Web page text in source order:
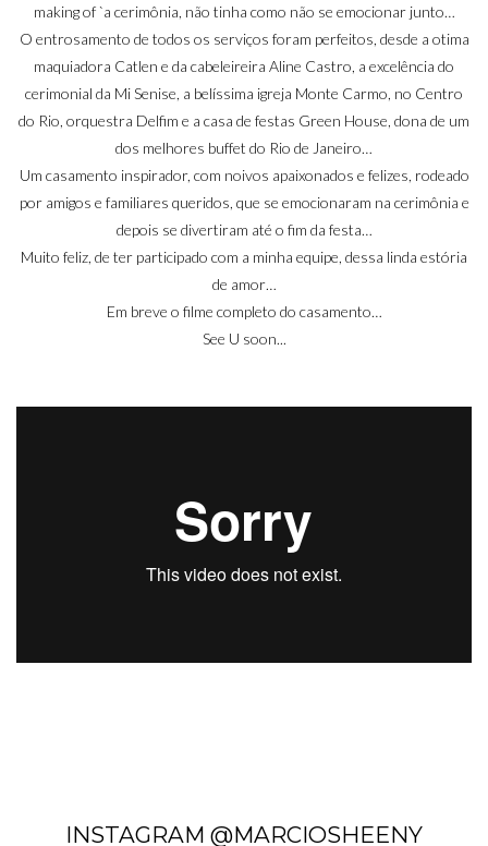
making of `a cerimônia, não tinha como não se emocionar junto…
O entrosamento de todos os serviços foram perfeitos, desde a otima
maquiadora Catlen e da cabeleireira Aline Castro, a excelência do
cerimonial da Mi Senise, a belíssima igreja Monte Carmo, no Centro
do Rio, orquestra Delfim e a casa de festas Green House, dona de um
dos melhores buffet do Rio de Janeiro…
Um casamento inspirador, com noivos apaixonados e felizes, rodeado
por amigos e familiares queridos, que se emocionaram na cerimônia e
depois se divertiram até o fim da festa…
Muito feliz, de ter participado com a minha equipe, dessa linda estória
de amor…
Em breve o filme completo do casamento…
See U soon...
INSTAGRAM @MARCIOSHEENY